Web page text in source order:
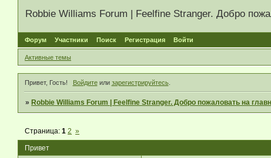
Robbie Williams Forum | Feelfine Stranger. Добро
Форум Участники Поиск Регистрация Войти
Активные темы
Привет, Гость! Войдитеили зарегистрируйтесь.
» Robbie Williams Forum | Feelfine Stranger. Добро пожаловать на
Привет
Страница:1 2 »